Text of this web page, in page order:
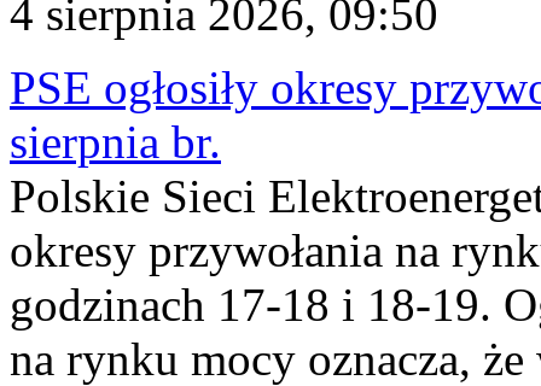
4 sierpnia 2026, 09:50
PSE ogłosiły okresy
sierpnia br.
Polskie Sieci
okresy przywołania na
godzinach 17-18 i 18-19.
na rynku mocy oznacza,